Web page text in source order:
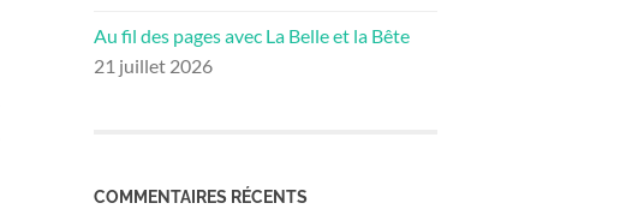
Au fil des pages avec La Belle et la Bête
21 juillet 2026
COMMENTAIRES RÉCENTS